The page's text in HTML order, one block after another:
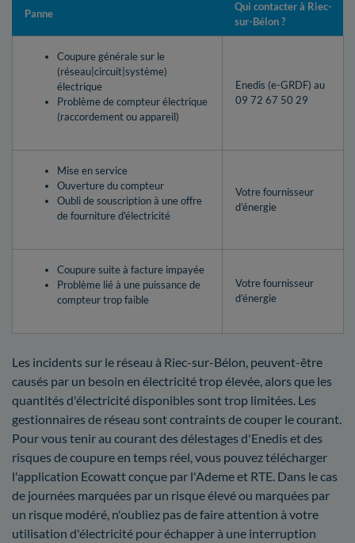
Panne
Qui contacter à Riec-
sur-Bélon ?
Coupure générale sur le
(réseau|circuit|système)
électrique
Problème de compteur électrique
(raccordement ou appareil)
Enedis (e-GRDF) au
09 72 67 50 29
Mise en service
Ouverture du compteur
Oubli de souscription à une offre
de fourniture d'électricité
Votre fournisseur
d’énergie
Coupure suite à facture impayée
Problème lié à une puissance de
compteur trop faible
Votre fournisseur
d’énergie
Les incidents sur le réseau à Riec-sur-Bélon, peuvent-être
causés par un besoin en électricité trop élevée, alors que les
quantités d'électricité disponibles sont trop limitées. Les
gestionnaires de réseau sont contraints de couper le courant.
Pour vous tenir au courant des délestages d'Enedis et des
risques de coupure en temps réel, vous pouvez télécharger
l'application Ecowatt conçue par l'Ademe et RTE. Dans le cas
de journées marquées par un risque élevé ou marquées par
un risque modéré, n'oubliez pas de faire attention à votre
utilisation d'électricité pour échapper à une interruption